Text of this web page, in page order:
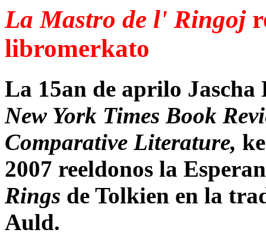
La Mastro de l' Ringoj
libromerkato
La 15an de aprilo
New York Times Book
Comparative Literature,
2007 reeldonos la
Rings de Tolkien en la
Auld.